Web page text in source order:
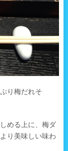
り梅だれそ
める上に、梅ダ
り美味しい味わ